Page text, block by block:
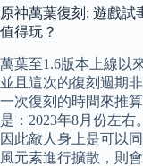
原神萬葉復刻: 遊戲試
值得玩？
萬葉至1.6版本上線以
並且這次的復刻週期
一次復刻的時間來推
是：2023年8月份左右
因此敵人身上是可以
風元素進行擴散，則